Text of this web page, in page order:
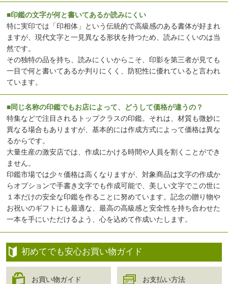
■印鑑の文字が何と書いてあるか読みにくい
特に実印では「印相体」という伝統的で高級感のある書体が好まれ
ますが、現代文字と一見異なる形状を持つため、読みにくいのは当
然です。
その独特の品を持ち、読みにくいからこそ、印影を第三者が見ても
一目で何と書いてあるか判りにくく、防犯性に優れていると言われ
ています。
■同じ名称の印鑑でもお店によって、どうして価格が違うの？
特集などで注目されるトップクラスの印鑑。それは、材質も微妙に
異なる場合もありますが、基本的には作成方式によって価格は異な
るからです。
大量生産の激安店では、作成にかける時間や人員を割くことができ
ません。
印鑑市場では少々価格は高くなりますが、対象商品は文字の作成か
らオプションで手書き文字でも作成可能で、美しい文字でこの世に
１本だけの安全な印鑑を作ることに努めています。記念の贈り物や
お祝いのギフトにも最適な、最高の高級感と安全性を持ち合わせた
一本を手にいただけるよう、心を込めて作成いたします。
初めてでも安心お買い物ガイド
お買い物ガイド お支払い方法